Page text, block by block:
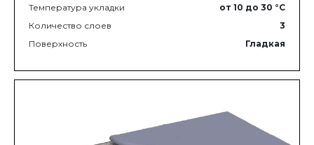
Температура укладки
от 10 до 30 °C
Количество слоев
3
Поверхность
Гладкая